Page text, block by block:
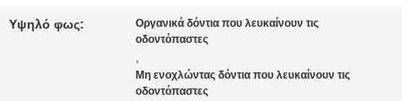
ΜΑΣ
Υψηλό φως:
Οργανικά δόντια που λευκαίνουν τις
οδοντόπαστες
,
Μη ενοχλώντας δόντια που λευκαίνουν τις
οδοντόπαστες